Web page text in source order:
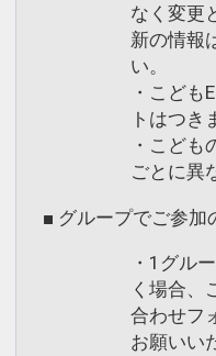
なく変更
新の情報
い。
・こども
トはつき
・こども
ごとに異
■ グループでご参加
・1グル
く場合、
合わせフ
お願いい